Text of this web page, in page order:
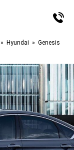
Hyundai Genesis